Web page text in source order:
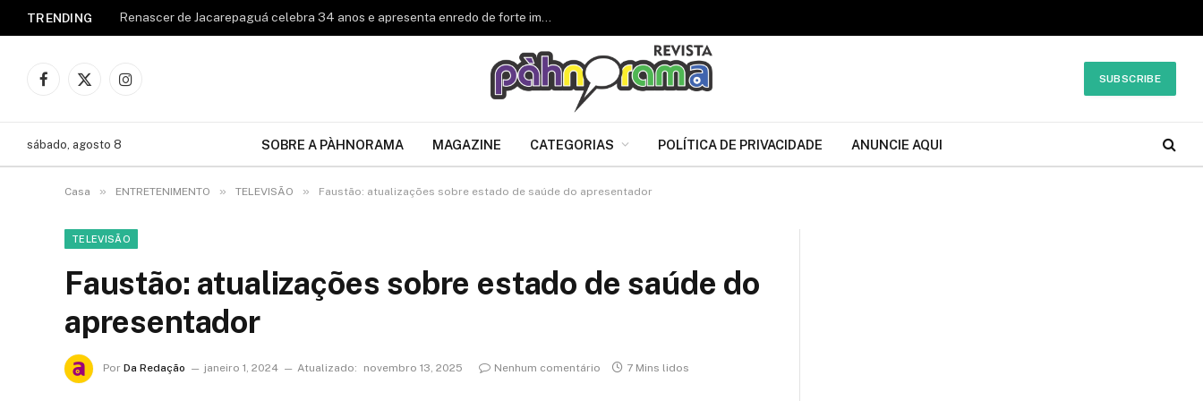
TRENDING Renascer de Jacarepaguá celebra 34 anos e apresenta enredo de forte impacto para o Carnaval 2027
Facebook
X
Instagram
SUBSCRIBE
sábado, agosto 8 SOBRE A PÀHNORAMA MAGAZINE CATEGORIAS POLÍTICA DE PRIVACIDADE ANUNCIE AQUI
Casa » ENTRETENIMENTO » TELEVISÃO » Faustão: atualizações sobre estado de saúde do apresentador
TELEVISÃO
Faustão: atualizações sobre estado de saúde do
apresentador
Por Da Redação janeiro 1, 2024 Atualizado: novembro 13, 2025 Nenhum comentário 7 Mins lidos